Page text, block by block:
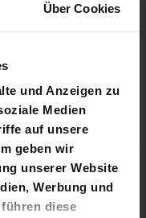
Über Cookies
und Anzeigen zu
Medien
auf unsere
geben wir
unserer Website
Werbung und
diese
KSC
€